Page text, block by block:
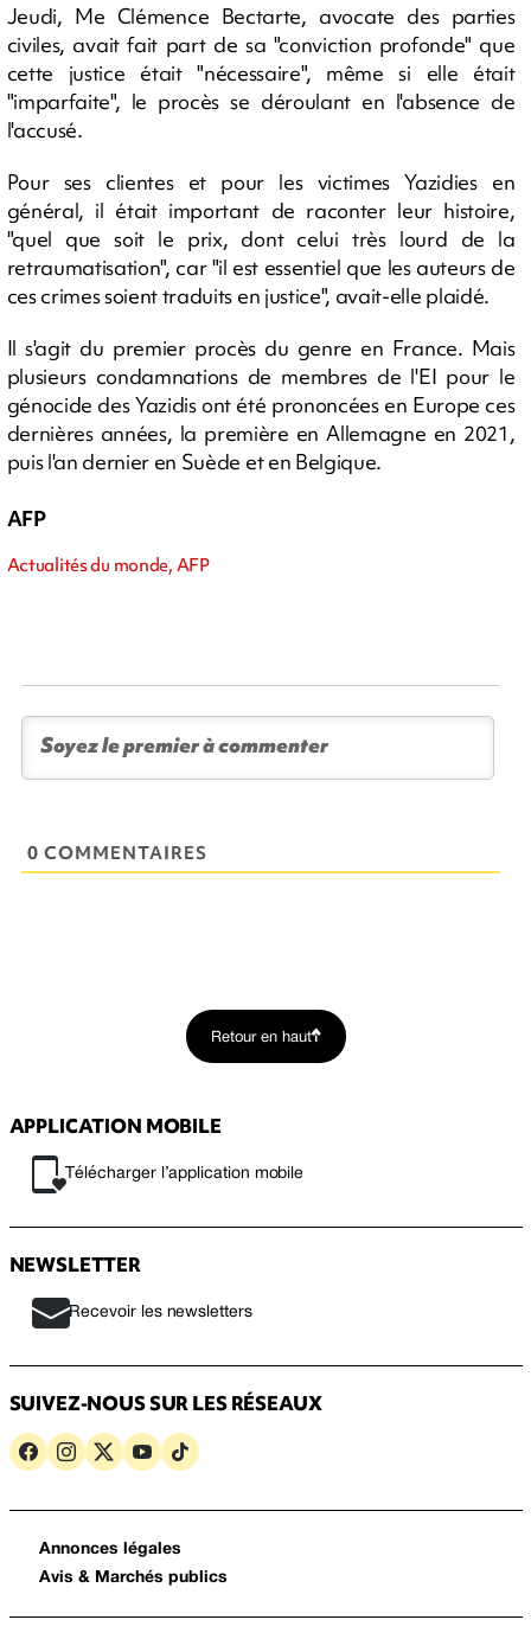
Jeudi, Me Clémence Bectarte, avocate des parties
civiles, avait fait part de sa "conviction profonde" que
cette justice était "nécessaire", même si elle était
"imparfaite", le procès se déroulant en l'absence de
l'accusé.
Pour ses clientes et pour les victimes Yazidies en
général, il était important de raconter leur histoire,
"quel que soit le prix, dont celui très lourd de la
retraumatisation", car "il est essentiel que les auteurs de
ces crimes soient traduits en justice", avait-elle plaidé.
Il s'agit du premier procès du genre en France. Mais
plusieurs condamnations de membres de l'EI pour le
génocide des Yazidis ont été prononcées en Europe ces
dernières années, la première en Allemagne en 2021,
puis l'an dernier en Suède et en Belgique.
AFP
Actualités du monde, AFP
0 COMMENTAIRES
Retour en haut
APPLICATION MOBILE
Télécharger l’application mobile
NEWSLETTER
Recevoir les newsletters
SUIVEZ-NOUS SUR LES RÉSEAUX
Annonces légales
Avis & Marchés publics